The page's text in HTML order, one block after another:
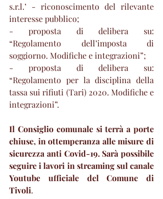
s.r.l.’ - riconoscimento del rilevante
interesse pubblico;
- proposta di delibera su:
“Regolamento dell’imposta di
soggiorno. Modifiche e integrazioni”;
- proposta di delibera su:
“Regolamento per la disciplina della
tassa sui rifiuti (Tari) 2020. Modifiche e
integrazioni”.
Il Consiglio comunale si terrà a porte
chiuse, in ottemperanza alle misure di
sicurezza anti Covid-19. Sarà possibile
seguire i lavori in streaming sul canale
Youtube ufficiale del Comune di
Tivoli.